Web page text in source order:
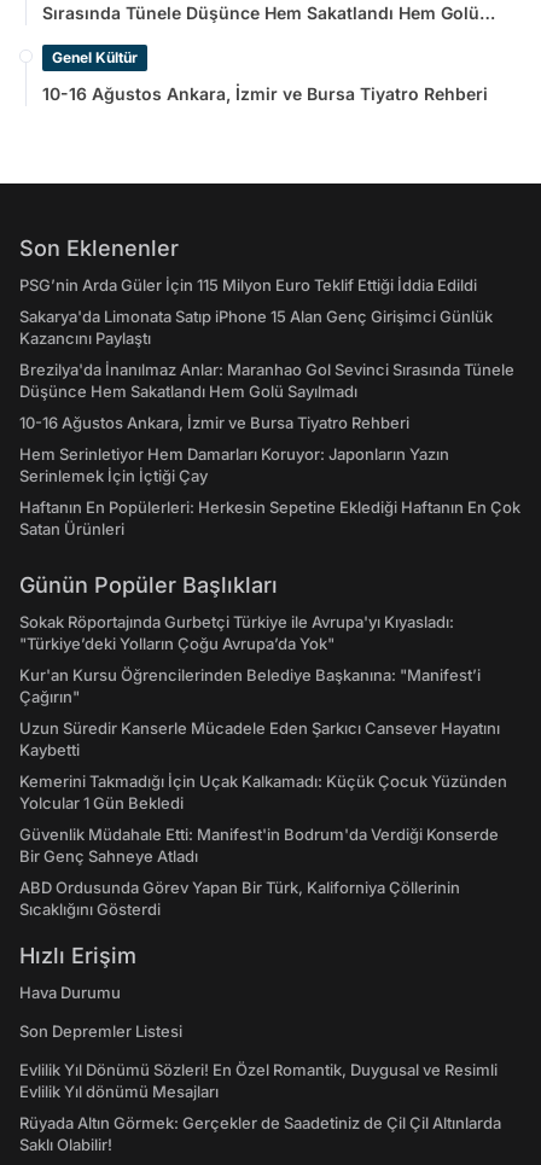
Sırasında Tünele Düşünce Hem Sakatlandı Hem Golü
Genel Kültür
10-16 Ağustos Ankara, İzmir ve Bursa Tiyatro Rehberi
Son Eklenenler
PSG’nin Arda Güler İçin 115 Milyon Euro Teklif Ettiği İddia Edildi
Sakarya'da Limonata Satıp iPhone 15 Alan Genç Girişimci Günlük
Kazancını Paylaştı
Brezilya'da İnanılmaz Anlar: Maranhao Gol Sevinci Sırasında Tünele
Düşünce Hem Sakatlandı Hem Golü Sayılmadı
10-16 Ağustos Ankara, İzmir ve Bursa Tiyatro Rehberi
Hem Serinletiyor Hem Damarları Koruyor: Japonların Yazın
Serinlemek İçin İçtiği Çay
Haftanın En Popülerleri: Herkesin Sepetine Eklediği Haftanın En Çok
Satan Ürünleri
Günün Popüler Başlıkları
Sokak Röportajında Gurbetçi Türkiye ile Avrupa'yı Kıyasladı:
"Türkiye’deki Yolların Çoğu Avrupa’da Yok"
Kur'an Kursu Öğrencilerinden Belediye Başkanına: "Manifest’i
Çağırın"
Uzun Süredir Kanserle Mücadele Eden Şarkıcı Cansever Hayatını
Kaybetti
Kemerini Takmadığı İçin Uçak Kalkamadı: Küçük Çocuk Yüzünden
Yolcular 1 Gün Bekledi
Güvenlik Müdahale Etti: Manifest'in Bodrum'da Verdiği Konserde
Bir Genç Sahneye Atladı
ABD Ordusunda Görev Yapan Bir Türk, Kaliforniya Çöllerinin
Sıcaklığını Gösterdi
Hızlı Erişim
Hava Durumu
Son Depremler Listesi
Evlilik Yıl Dönümü Sözleri! En Özel Romantik, Duygusal ve Resimli
Evlilik Yıl dönümü Mesajları
Rüyada Altın Görmek: Gerçekler de Saadetiniz de Çil Çil Altınlarda
Saklı Olabilir!